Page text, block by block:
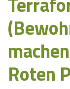
Roten